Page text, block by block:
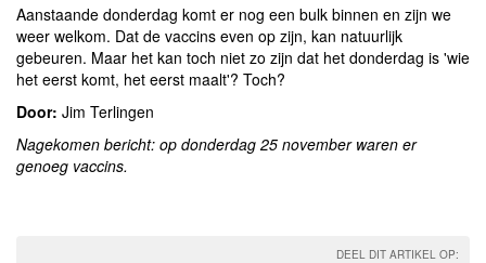
Aanstaande donderdag komt er nog een bulk binnen en zijn we
weer welkom. Dat de vaccins even op zijn, kan natuurlijk
gebeuren. Maar het kan toch niet zo zijn dat het donderdag is 'wie
het eerst komt, het eerst maalt'? Toch?
Door: Jim Terlingen
Nagekomen bericht: op donderdag 25 november waren er
genoeg vaccins.
DEEL DIT ARTIKEL OP: